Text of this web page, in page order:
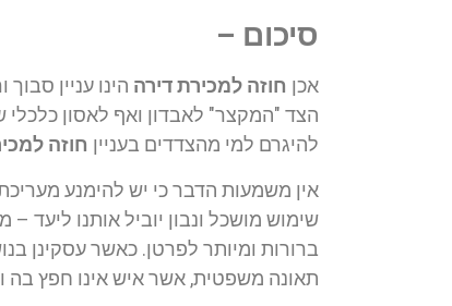
סיכום –
אכן חוזה למכירת דירה הינו עניין
הצד "המקצר" לאבדון ואף לאסון כלכלי
להיגרם למי מהצדדים בעניין חוזה
אין משמעות הדבר כי יש להימנע
שימוש מושכל ונבון יוביל אותנו ליעד
ברורות ומיותר לפרטן. כאשר עסקינן
תאונה משפטית, אשר איש אינו חפץ בה